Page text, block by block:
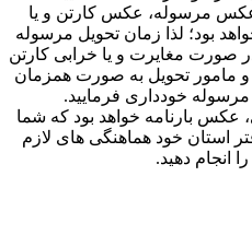
مرسوله، عکس کارتن و یا
بود؛ لذا زمان تحویل مرسوله
صورت مغایرت و یا خرابی کارتن
مامور تحویل به صورت همزمان
خودداری فرمایید.
بارنامه خواهد بود که شما
استان خود هماهنگی های لازم
انجام دهید.